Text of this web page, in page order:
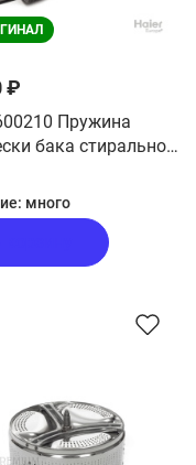
₽
Пружина
бака стиральной
Haier
много